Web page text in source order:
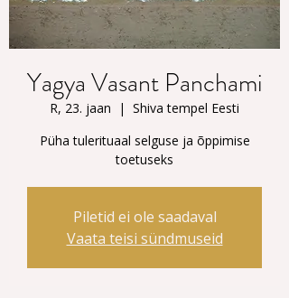
Yagya Vasant Panchami
R, 23. jaan
  |
Shiva tempel Eesti
Püha tulerituaal selguse ja õppimise
toetuseks
Piletid ei ole saadaval
Vaata teisi sündmuseid